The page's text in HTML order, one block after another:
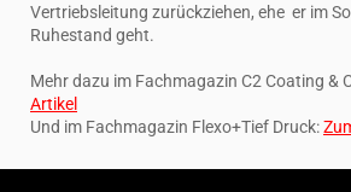
Vertriebsleitung zurückziehen, ehe er im
Ruhestand geht.
Mehr dazu im Fachmagazin C2 Coating &
Artikel
Und im Fachmagazin Flexo+Tief Druck: